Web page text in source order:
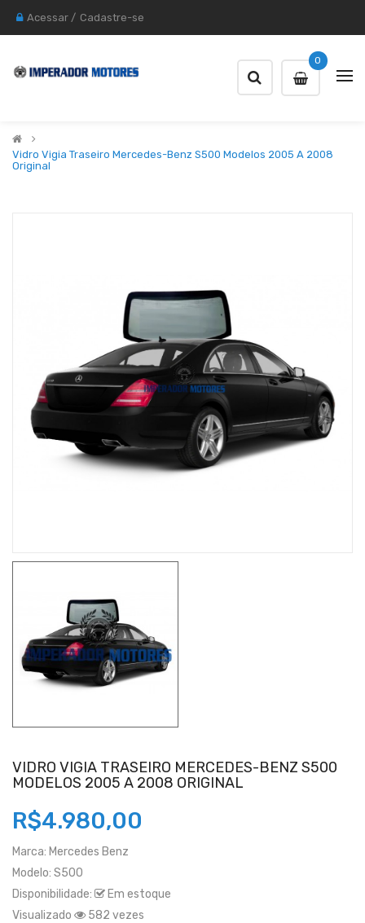
Acessar / Cadastre-se
0
Vidro Vigia Traseiro Mercedes-Benz S500 Modelos 2005 A 2008
Original
VIDRO VIGIA TRASEIRO MERCEDES-BENZ S500
MODELOS 2005 A 2008 ORIGINAL
R$4.980,00
Marca: Mercedes Benz
Modelo: S500
Disponibilidade:
Em estoque
Visualizado
582 vezes